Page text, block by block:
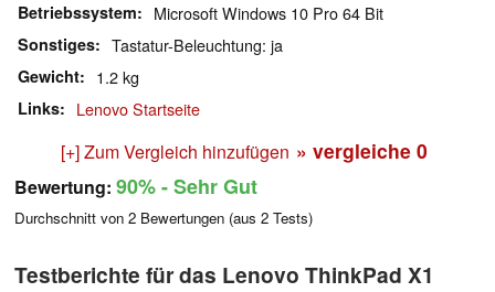
Betriebssystem Microsoft Windows 10 Pro 64 Bit
Sonstiges Tastatur-Beleuchtung: ja
Gewicht 1.2 kg
Links Lenovo Startseite
[+] Zum Vergleich hinzufügen » vergleiche 0
Bewertung: 90%- Sehr Gut
Durchschnitt von 2 Bewertungen (aus 2 Tests)
Testberichte für das Lenovo ThinkPad X1